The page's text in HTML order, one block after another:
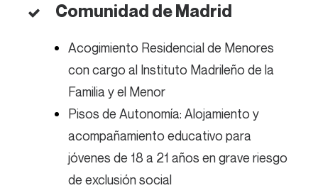
Comunidad de Madrid
Acogimiento Residencial de Menores
con cargo al Instituto Madrileño de la
Familia y el Menor
Pisos de Autonomía: Alojamiento y
acompañamiento educativo para
jóvenes de 18 a 21 años en grave riesgo
de exclusión social